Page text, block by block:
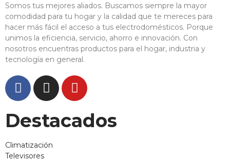
Somos tus mejores aliados. Buscamos siempre la mayor
comodidad para tu hogar y la calidad que te mereces para
hacer más fácil el acceso a tus electrodomésticos. Porque
unimos la eficiencia, servicio, ahorro e innovación. Con
nosotros encuentras productos para el hogar, industria y
tecnología en general.
Destacados
Climatización
Televisores